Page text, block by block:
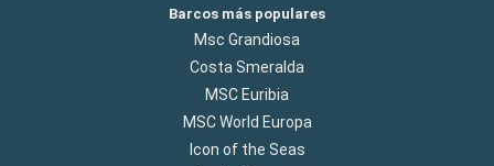
Barcos más populares
Msc Grandiosa
Costa Smeralda
MSC Euribia
MSC World Europa
Icon of the Seas